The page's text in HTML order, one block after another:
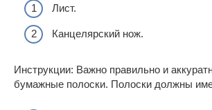
Лист.
Канцелярский нож.
Инструкции: Важно правильно и
бумажные полоски. Полоски должны